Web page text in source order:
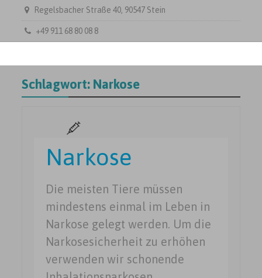
Regelsbacher Straße 40, 90547 Stein
+49 911 68 80 08 8
Schlagwort: Narkose
Narkose
Die meisten Tiere müssen
mindestens einmal im Leben in
Narkose gelegt werden. Um die
Narkosesicherheit zu erhöhen
verwenden wir schonende